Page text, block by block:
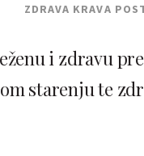
ZDRAVA KRAVA
i zdravu
starenju te